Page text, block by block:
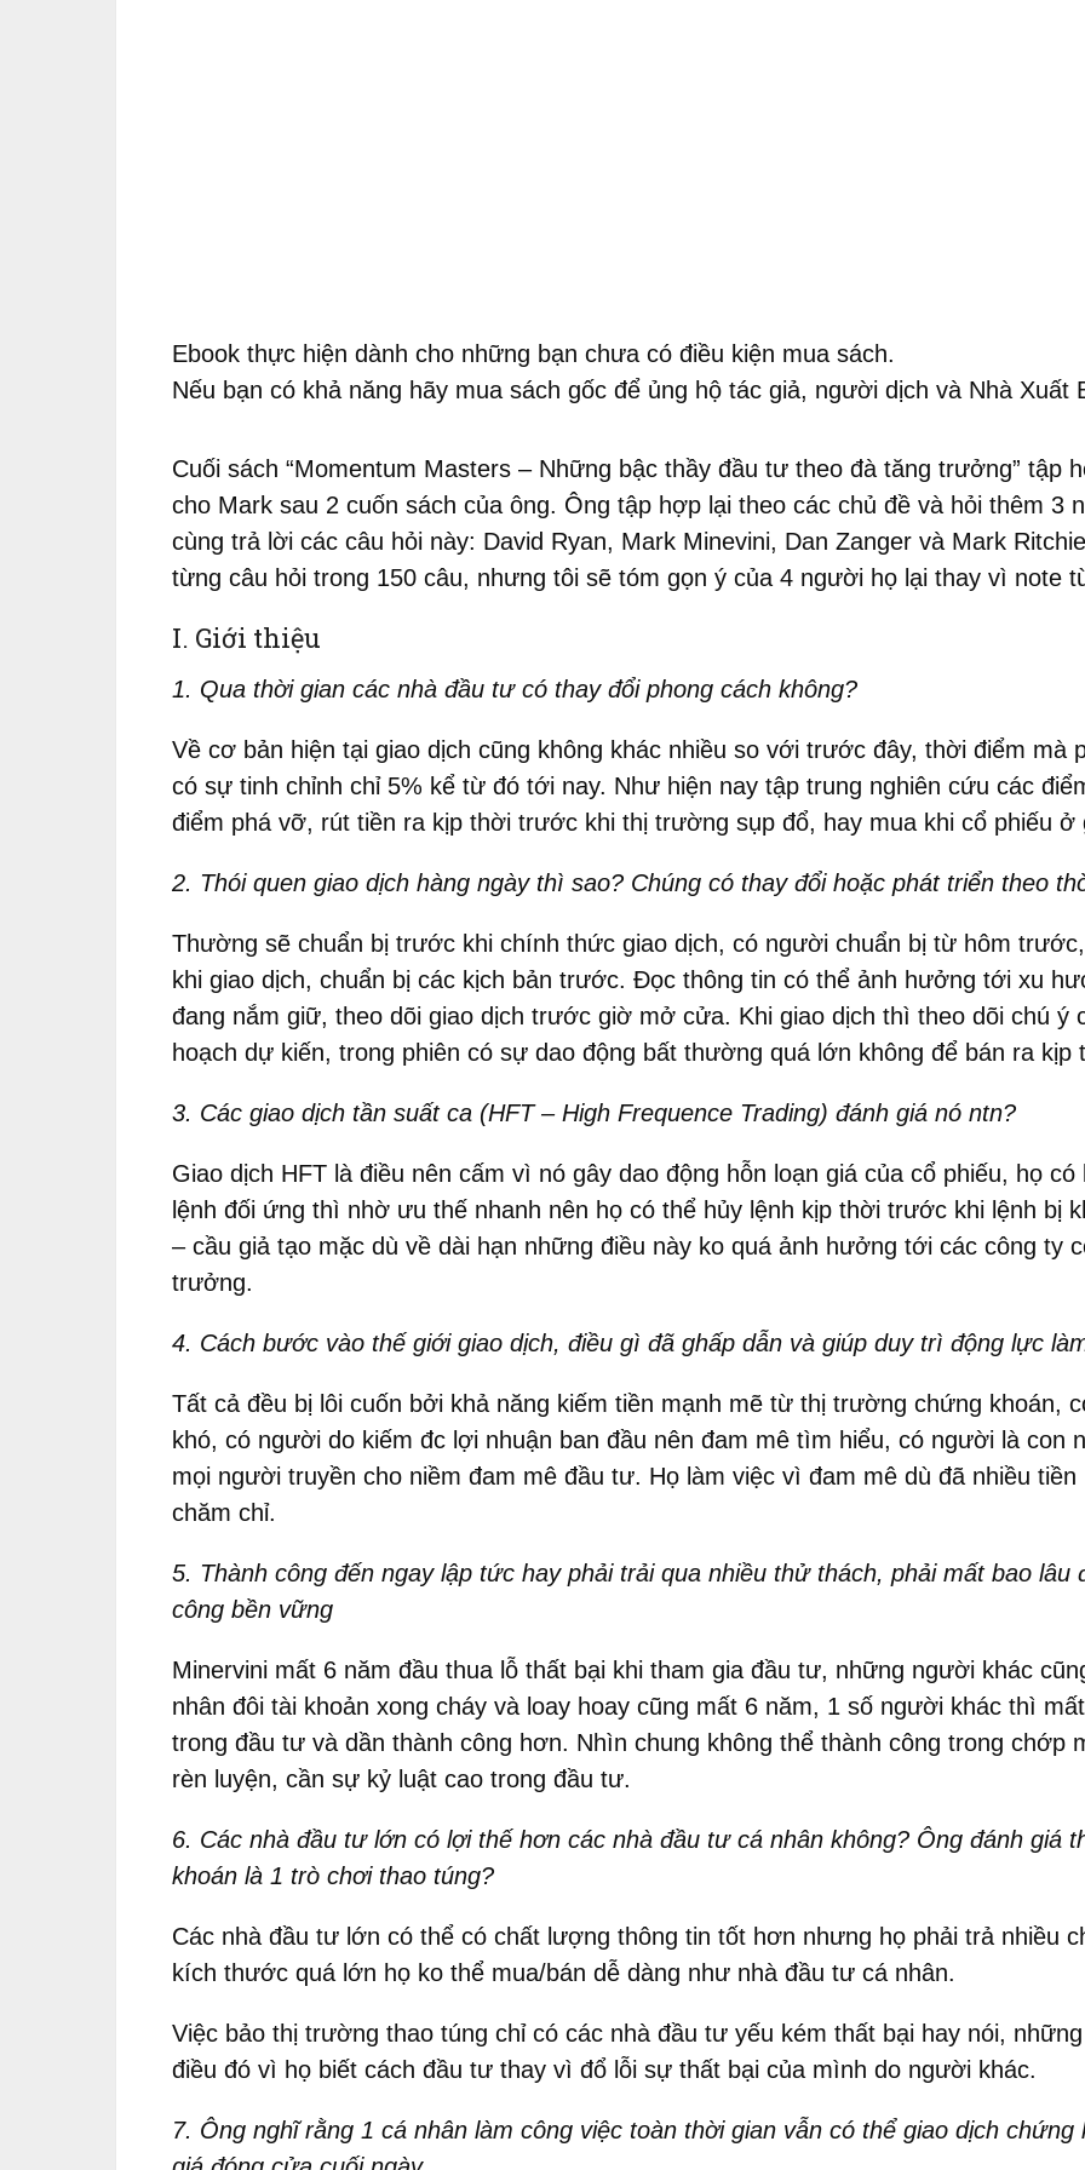
Ebook thực hiện dành cho những bạn chưa có điều kiện mua sách.
Nếu bạn có khả năng hãy mua sách gốc để ủng hộ tác giả, người dịch và Nhà Xuất
Cuối sách “Momentum Masters – Những bậc thầy đầu tư theo đà tăng trưởng” tập
cho Mark sau 2 cuốn sách của ông. Ông tập hợp lại theo các chủ đề và hỏi thêm 3
cùng trả lời các câu hỏi này: David Ryan, Mark Minevini, Dan Zanger và Mark
từng câu hỏi trong 150 câu, nhưng tôi sẽ tóm gọn ý của 4 người họ lại thay vì note
I. Giới thiệu
1. Qua thời gian các nhà đầu tư có thay đổi phong cách không?
Về cơ bản hiện tại giao dịch cũng không khác nhiều so với trước đây, thời điểm mà
có sự tinh chỉnh chỉ 5% kể từ đó tới nay. Như hiện nay tập trung nghiên cứu các
điểm phá vỡ, rút tiền ra kịp thời trước khi thị trường sụp đổ, hay mua khi cổ phiếu
2. Thói quen giao dịch hàng ngày thì sao? Chúng có thay đổi hoặc phát triển theo
Thường sẽ chuẩn bị trước khi chính thức giao dịch, có người chuẩn bị từ hôm
khi giao dịch, chuẩn bị các kịch bản trước. Đọc thông tin có thể ảnh hưởng tới xu
đang nắm giữ, theo dõi giao dịch trước giờ mở cửa. Khi giao dịch thì theo dõi chú ý
hoạch dự kiến, trong phiên có sự dao động bất thường quá lớn không để bán ra kịp
3. Các giao dịch tần suất ca (HFT – High Frequence Trading) đánh giá nó ntn?
Giao dịch HFT là điều nên cấm vì nó gây dao động hỗn loạn giá của cổ phiếu, họ
lệnh đối ứng thì nhờ ưu thế nhanh nên họ có thể hủy lệnh kịp thời trước khi lệnh bị
– cầu giả tạo mặc dù về dài hạn những điều này ko quá ảnh hưởng tới các công ty
trưởng.
4. Cách bước vào thế giới giao dịch, điều gì đã ghấp dẫn và giúp duy trì động lực
Tất cả đều bị lôi cuốn bởi khả năng kiếm tiền mạnh mẽ từ thị trường chứng khoán,
khó, có người do kiếm đc lợi nhuận ban đầu nên đam mê tìm hiểu, có người là con
mọi người truyền cho niềm đam mê đầu tư. Họ làm việc vì đam mê dù đã nhiều
chăm chỉ.
5. Thành công đến ngay lập tức hay phải trải qua nhiều thử thách, phải mất bao lâu
công bền vững
Minervini mất 6 năm đầu thua lỗ thất bại khi tham gia đầu tư, những người khác
nhân đôi tài khoản xong cháy và loay hoay cũng mất 6 năm, 1 số người khác thì
trong đầu tư và dần thành công hơn. Nhìn chung không thể thành công trong chớp
rèn luyện, cần sự kỷ luật cao trong đầu tư.
6. Các nhà đầu tư lớn có lợi thế hơn các nhà đầu tư cá nhân không? Ông đánh giá
khoán là 1 trò chơi thao túng?
Các nhà đầu tư lớn có thể có chất lượng thông tin tốt hơn nhưng họ phải trả nhiều
kích thước quá lớn họ ko thể mua/bán dễ dàng như nhà đầu tư cá nhân.
Việc bảo thị trường thao túng chỉ có các nhà đầu tư yếu kém thất bại hay nói,
điều đó vì họ biết cách đầu tư thay vì đổ lỗi sự thất bại của mình do người khác.
7. Ông nghĩ rằng 1 cá nhân làm công việc toàn thời gian vẫn có thể giao dịch